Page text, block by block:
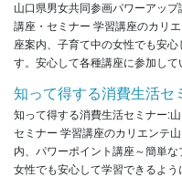
山口県男女共同参画パワーアッ
講座・セミナー 学習講座のカリ
座案内、子育て中の女性でも安
す。安心して各種講座に参加して
知って得する消費生活セ
知って得する消費生活セミナー:
セミナー 学習講座のカリエンテ
内、パワーポイント講座～簡単
女性でも安心して学習できるよ